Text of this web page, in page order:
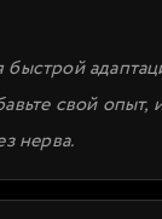
свой опыт,
нерва.